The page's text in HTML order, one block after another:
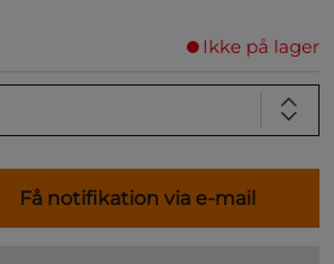
Ikke på lager
Få notifikation via e-mail